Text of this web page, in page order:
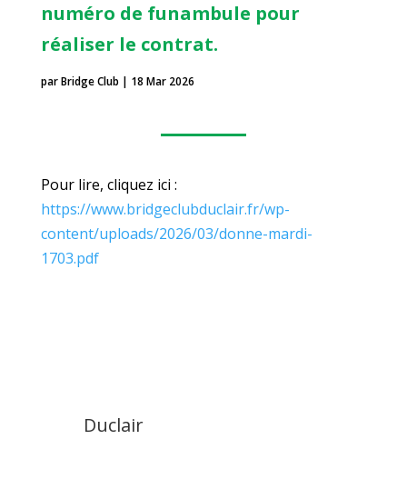
numéro de funambule pour
réaliser le contrat.
parBridge Club | 18 Mar 2026
Pour lire, cliquez ici :
https://www.bridgeclubduclair.fr/wp-
content/uploads/2026/03/donne-mardi-
1703.pdf
Duclair